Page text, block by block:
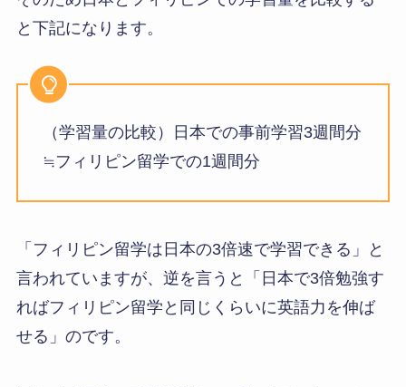
と下記になります。
（学習量の比較）日本での事前学習3週間分
≒フィリピン留学での1週間分
「フィリピン留学は日本の3倍速で学習できる」と
言われていますが、逆を言うと「日本で3倍勉強す
ればフィリピン留学と同じくらいに英語力を伸ば
せる」のです。